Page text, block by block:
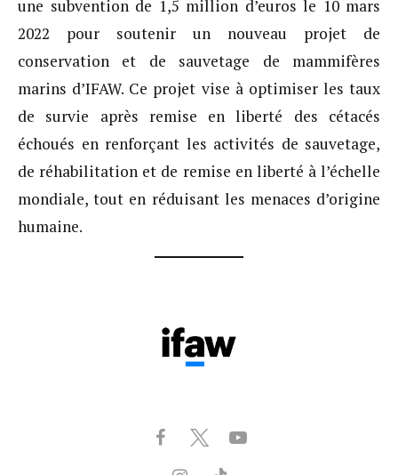
une subvention de 1,5 million d’euros le 10 mars
2022 pour soutenir un nouveau projet de
conservation et de sauvetage de mammifères
marins d’IFAW. Ce projet vise à optimiser les taux
de survie après remise en liberté des cétacés
échoués en renforçant les activités de sauvetage,
de réhabilitation et de remise en liberté à l’échelle
mondiale, tout en réduisant les menaces d’origine
humaine.